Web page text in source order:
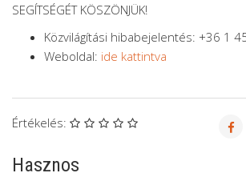
SEGÍTSÉGÉT KÖSZÖNJÜK!
Közvilágítási hibabejelentés: +36 1
Weboldal: ide kattintva
Értékelés:
Hasznos